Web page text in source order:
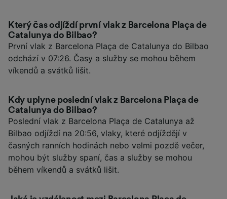
Který čas odjíždí první vlak z Barcelona Plaça de
Catalunya do Bilbao?
První vlak z Barcelona Plaça de Catalunya do Bilbao
odchází v 07:26. Časy a služby se mohou během
víkendů a svátků lišit.
Kdy uplyne poslední vlak z Barcelona Plaça de
Catalunya do Bilbao?
Poslední vlak z Barcelona Plaça de Catalunya až
Bilbao odjíždí na 20:56, vlaky, které odjíždějí v
časných ranních hodinách nebo velmi pozdě večer,
mohou být služby spaní, čas a služby se mohou
během víkendů a svátků lišit.